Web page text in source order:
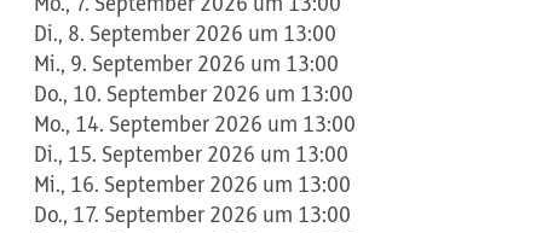
Mo., 7. September 2026 um 13:00
Di., 8. September 2026 um 13:00
Mi., 9. September 2026 um 13:00
Do., 10. September 2026 um 13:00
Mo., 14. September 2026 um 13:00
Di., 15. September 2026 um 13:00
Mi., 16. September 2026 um 13:00
Do., 17. September 2026 um 13:00